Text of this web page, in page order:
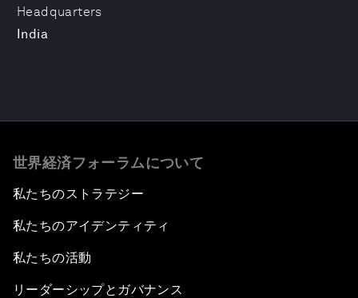
Headquarters
India
世界経済フォーラムについて
私たちのストラテジー
私たちのアイデンティティ
私たちの活動
リーダーシップとガバナンス